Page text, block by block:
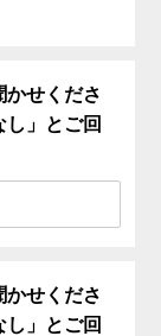
かせくださ
」とご回
かせくださ
」とご回